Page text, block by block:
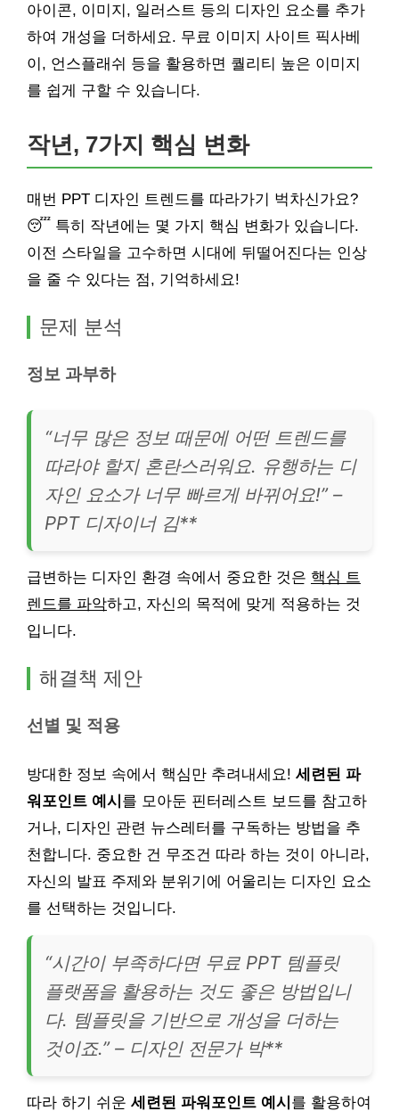
아이콘, 이미지, 일러스트 등의 디자인 요소를 추가
하여 개성을 더하세요. 무료 이미지 사이트 픽사베
이, 언스플래쉬 등을 활용하면 퀄리티 높은 이미지
를 쉽게 구할 수 있습니다.
작년, 7가지 핵심 변화
매번 PPT 디자인 트렌드를 따라가기 벅차신가요?
😴 특히 작년에는 몇 가지 핵심 변화가 있습니다.
이전 스타일을 고수하면 시대에 뒤떨어진다는 인상
을 줄 수 있다는 점, 기억하세요!
문제 분석
정보 과부하
“너무 많은 정보 때문에 어떤 트렌드를
따라야 할지 혼란스러워요. 유행하는 디
자인 요소가 너무 빠르게 바뀌어요!” –
PPT 디자이너 김**
급변하는 디자인 환경 속에서 중요한 것은 핵심 트
렌드를 파악하고, 자신의 목적에 맞게 적용하는 것
입니다.
해결책 제안
선별 및 적용
방대한 정보 속에서 핵심만 추려내세요! 세련된 파
워포인트 예시 를 모아둔 핀터레스트 보드를 참고하
거나, 디자인 관련 뉴스레터를 구독하는 방법을 추
천합니다. 중요한 건 무조건 따라 하는 것이 아니라,
자신의 발표 주제와 분위기에 어울리는 디자인 요소
를 선택하는 것입니다.
“시간이 부족하다면 무료 PPT 템플릿
플랫폼을 활용하는 것도 좋은 방법입니
다. 템플릿을 기반으로 개성을 더하는
것이죠.” – 디자인 전문가 박**
따라 하기 쉬운 세련된 파워포인트 예시 를 활용하여